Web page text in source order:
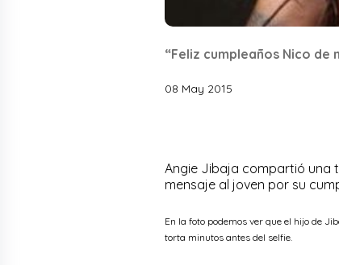
“Feliz cumpleaños Nico de
08 May 2015
Angie Jibaja compartió una
mensaje al joven por su
En la foto podemos ver que el hijo de
torta minutos antes del selfie.